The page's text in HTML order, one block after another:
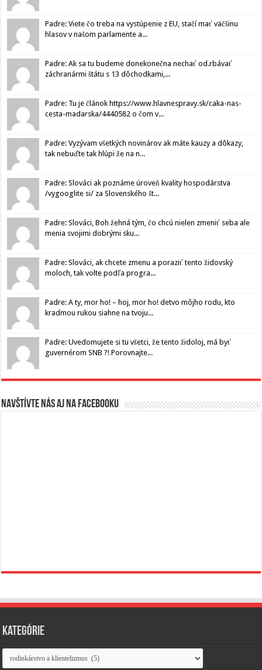
Padre: Viete čo treba na vystúpenie z EU, stačí mať väčšinu
hlasov v našom parlamente a...
Padre: Ak sa tu budeme donekonečna nechať od.rbávať
záchranármi štátu s 13 dôchodkami,...
Padre: Tu je článok https://www.hlavnespravy.sk/caka-nas-
cesta-madarska/4440582 o čom v...
Padre: Vyzývam všetkých novinárov ak máte kauzy a dôkazy,
tak nebuďte tak hlúpi že na n...
Padre: Slováci ak poznáme úroveň kvality hospodárstva
/vygooglite si/ za Slovenského št...
Padre: Slováci, Boh žehná tým, čo chcú nielen zmeniť seba ale
menia svojimi dobrými sku...
Padre: Slováci, ak chcete zmenu a poraziť tento židovský
moloch, tak volte podľa progra...
Padre: A ty, mor ho! – hoj, mor ho! detvo môjho rodu, kto
kradmou rukou siahne na tvoju...
Padre: Uvedomujete si tu všetci, že tento židoloj, má byť
guvernérom SNB ?! Porovnajte...
Navštívte nás aj na Facebooku
Kategórie
Kategórie